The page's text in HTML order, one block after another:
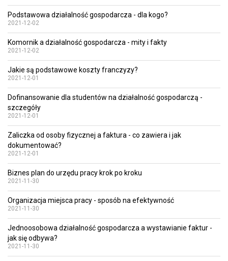
Podstawowa działalność gospodarcza - dla kogo?
2021-12-02
Komornik a działalność gospodarcza - mity i fakty
2021-12-02
Jakie są podstawowe koszty franczyzy?
2021-12-01
Dofinansowanie dla studentów na działalność gospodarczą -
szczegóły
2021-12-01
Zaliczka od osoby fizycznej a faktura - co zawiera i jak
dokumentować?
2021-12-01
Biznes plan do urzędu pracy krok po kroku
2021-11-30
Organizacja miejsca pracy - sposób na efektywność
2021-11-30
Jednoosobowa działalność gospodarcza a wystawianie faktur -
jak się odbywa?
2021-11-30